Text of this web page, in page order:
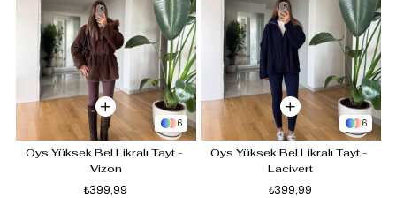
6
Oys Yüksek Bel Likralı Tayt -
Vizon
₺399,99
6
Oys Yüksek Bel Likralı Tayt -
Lacivert
₺399,99